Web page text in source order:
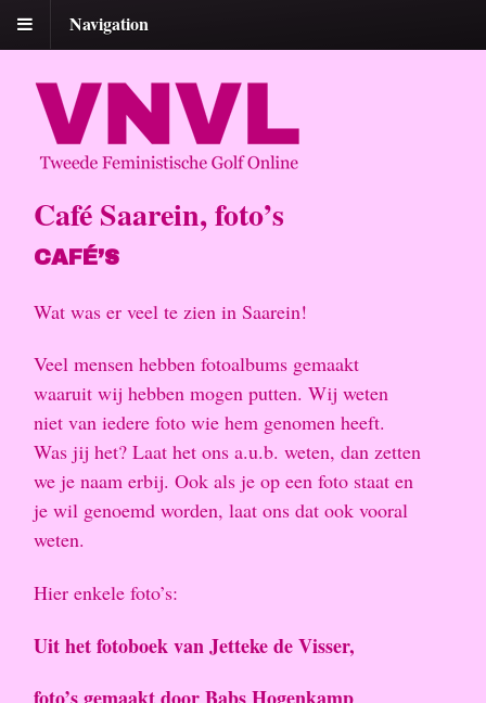
Navigation
Café Saarein, foto’s
CAFÉ’S
Wat was er veel te zien in Saarein!
Veel mensen hebben fotoalbums gemaakt
waaruit wij hebben mogen putten. Wij weten
niet van iedere foto wie hem genomen heeft.
Was jij het? Laat het ons a.u.b. weten, dan zetten
we je naam erbij. Ook als je op een foto staat en
je wil genoemd worden, laat ons dat ook vooral
weten.
Hier enkele foto’s:
Uit het fotoboek van Jetteke de Visser,